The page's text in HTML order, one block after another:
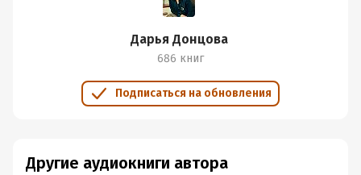
Дарья Донцова
686 книг
Подписаться на обновления
Другие аудиокниги автора